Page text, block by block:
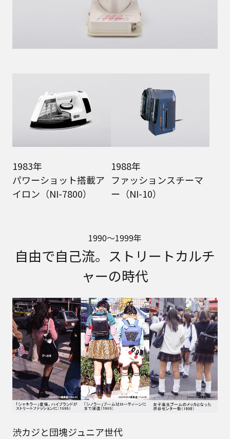
1983年
パワーショット搭載ア
イロン（NI-7800）
1988年
ファッションスチーマ
ー（NI-10）
1990～1999年
自由で自己流。ストリートカルチ
ャーの時代
渋カジと団塊ジュニア世代